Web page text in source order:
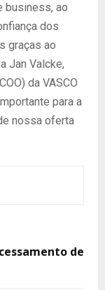
business, ao
dos
graças ao
Jan Valcke,
da VASCO
para a
nossa oferta
de